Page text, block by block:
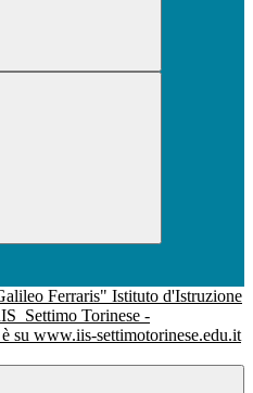
Istituto d'Istruzione
Settimo Torinese -
su www.iis-settimotorinese.edu.it